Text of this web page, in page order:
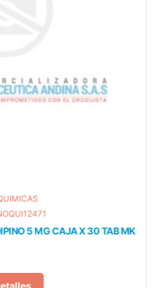
ESOMEPRAZOL 20 MG